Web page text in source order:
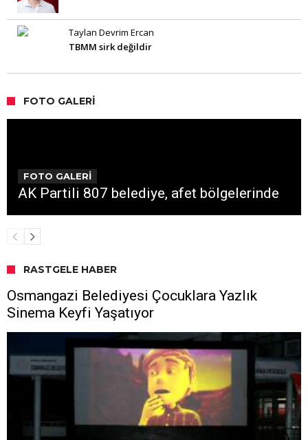
Taylan Devrim Ercan
TBMM sirk değildir
FOTO GALERI
FOTO GALERİ
AK Partili 807 belediye, afet bölgelerinde
RASTGELE HABER
Osmangazi Belediyesi Çocuklara Yazlık
Sinema Keyfi Yaşatıyor